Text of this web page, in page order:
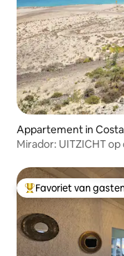
Appartement in
Mirador: UITZICHT op
Topfavoriet van
Favoriet van